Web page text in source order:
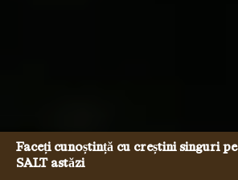
Faceți cunoștință cu creștini singuri pe
SALT astăzi